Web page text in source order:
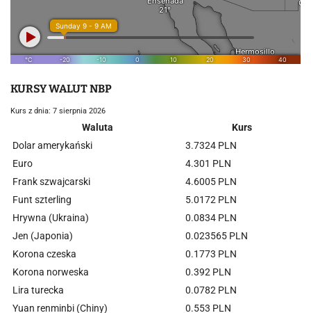
KURSY WALUT NBP
Kurs z dnia: 7 sierpnia 2026
Waluta
Kurs
Dolar amerykański
3.7324 PLN
Euro
4.301 PLN
Frank szwajcarski
4.6005 PLN
Funt szterling
5.0172 PLN
Hrywna (Ukraina)
0.0834 PLN
Jen (Japonia)
0.023565 PLN
Korona czeska
0.1773 PLN
Korona norweska
0.392 PLN
Lira turecka
0.0782 PLN
Yuan renminbi (Chiny)
0.553 PLN